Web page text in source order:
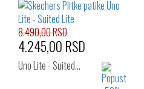
44
45 46
8.490,00 RSD
4.245,00 RSD
Uno Lite - Suited…